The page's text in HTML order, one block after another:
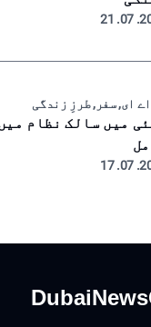
اے ای, سفر, طرزِ زندگی